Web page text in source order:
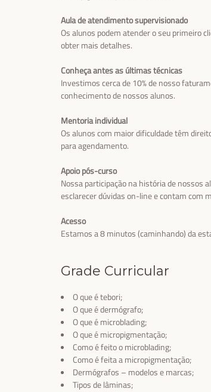
Aula de atendimento supervisionado
Os alunos podem atender o seu primeiro
obter mais detalhes.
Conheça antes as últimas técnicas
Investimos cerca de 10% de nosso
conhecimento de nossos alunos.
Mentoria individual
Os alunos com maior dificuldade têm
para agendamento.
Apoio pós-curso
Nossa participação na história de nossos
esclarecer dúvidas on-line e contam com
Acesso
Estamos a 8 minutos (caminhando) da
Grade Curricular
O que é tebori;
O que é dermógrafo;
O que é microblading;
O que é micropigmentação;
Como é feito o microblading;
Como é feita a micropigmentação;
Dermógrafos – modelos e marcas;
Tipos de lâminas;